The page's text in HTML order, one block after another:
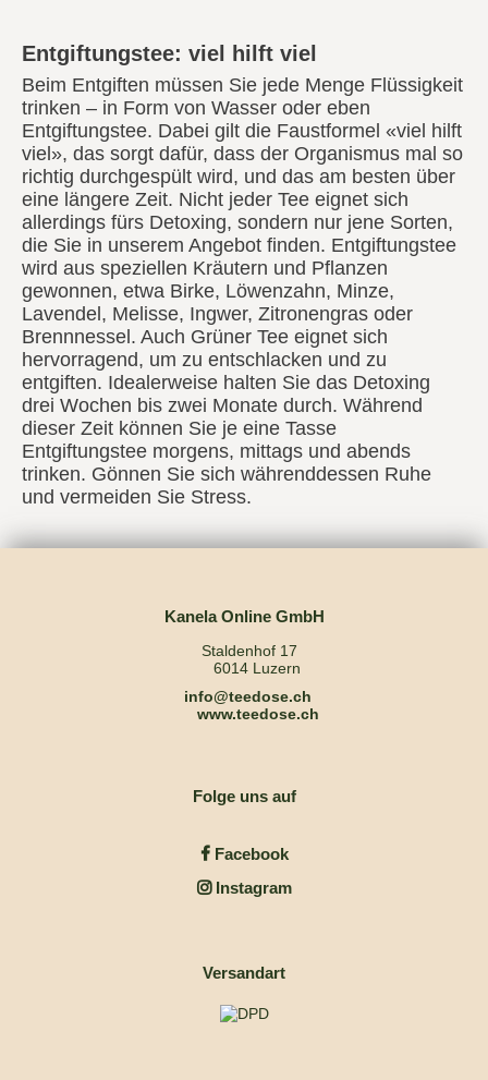
Entgiftungstee: viel hilft viel
Beim Entgiften müssen Sie jede Menge Flüssigkeit
trinken – in Form von Wasser oder eben
Entgiftungstee. Dabei gilt die Faustformel «viel hilft
viel», das sorgt dafür, dass der Organismus mal so
richtig durchgespült wird, und das am besten über
eine längere Zeit. Nicht jeder Tee eignet sich
allerdings fürs Detoxing, sondern nur jene Sorten,
die Sie in unserem Angebot finden. Entgiftungstee
wird aus speziellen Kräutern und Pflanzen
gewonnen, etwa Birke, Löwenzahn, Minze,
Lavendel, Melisse, Ingwer, Zitronengras oder
Brennnessel. Auch Grüner Tee eignet sich
hervorragend, um zu entschlacken und zu
entgiften. Idealerweise halten Sie das Detoxing
drei Wochen bis zwei Monate durch. Während
dieser Zeit können Sie je eine Tasse
Entgiftungstee morgens, mittags und abends
trinken. Gönnen Sie sich währenddessen Ruhe
und vermeiden Sie Stress.
Kanela Online GmbH
Staldenhof 17
6014 Luzern
info@teedose.ch
www.teedose.ch
Folge uns auf
Facebook
Instagram
Versandart